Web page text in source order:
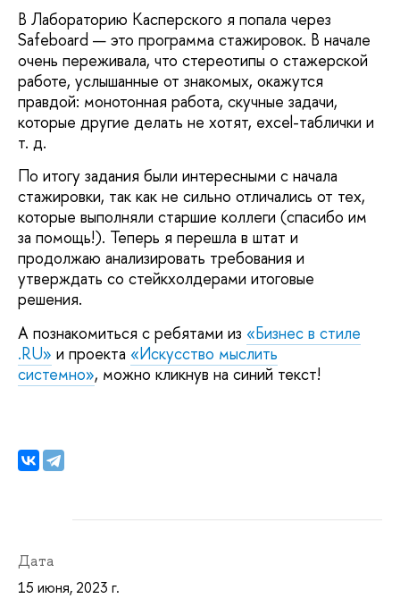
В Лабораторию Касперского я попала через
Safeboard — это программа стажировок. В начале
очень переживала, что стереотипы о стажерской
работе, услышанные от знакомых, окажутся
правдой: монотонная работа, скучные задачи,
которые другие делать не хотят, excel-таблички и
т. д.
По итогу задания были интересными с начала
стажировки, так как не сильно отличались от тех,
которые выполняли старшие коллеги (спасибо им
за помощь!). Теперь я перешла в штат и
продолжаю анализировать требования и
утверждать со стейкхолдерами итоговые
решения.
А познакомиться с ребятами из «Бизнес в стиле
.RU» и проекта «Искусство мыслить
системно», можно кликнув на синий текст!
Дата
15 июня, 2023 г.